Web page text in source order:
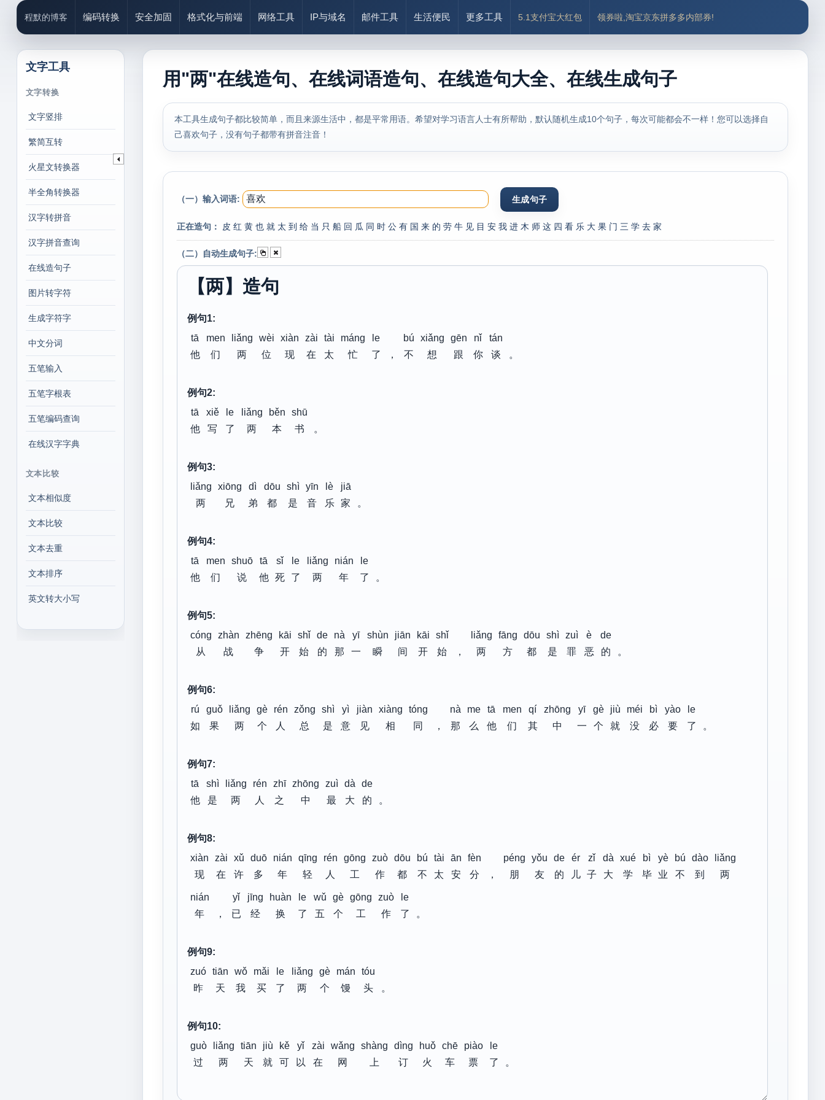
程默的博客 编码转换 安全加固 格式化与前端 网络工具 IP与域名 邮件工具 生活便民 更多工具 5.1支付宝大红包 领券啦,淘宝京东拼多多内部券!
文字工具
文字转换
文字竖排
繁简互转
火星文转换器
半全角转换器
汉字转拼音
汉字拼音查询
在线造句子
图片转字符
生成字符字
中文分词
五笔输入
五笔字根表
五笔编码查询
在线汉字字典
文本比较
文本相似度
文本比较
文本去重
文本排序
英文转大小写
用"两"在线造句、在线词语造句、在线造句大全、在线生成句子
本工具生成句子都比较简单，而且来源生活中，都是平常用语。希望对学习语言人士有所帮助，默认随机生成10个句子，每次可能都会不一样！您可以选择自
己喜欢句子，没有句子都带有拼音注音！
（一）输入词语:
正在造句： 皮 红 黄 也 就 太 到 给 当 只 船 回 瓜 同 时 公 有 国 来 的 劳 牛 见 目 安 我 进 木 师 这 四 看 乐 大 果 门 三 学 去 家
（二）自动生成句子:
【两】造句
例句1:
tā
他
men
们
liǎng
两
wèi
位
xiàn
现
zài
在
tài
太
máng
忙
le
了
，
bú
不
xiǎng
想
gēn
跟
nǐ
你
tán
谈
。
例句2:
tā
他
xiě
写
le
了
liǎng
两
běn
本
shū
书
。
例句3:
liǎng
两
xiōng
兄
dì
弟
dōu
都
shì
是
yīn
音
lè
乐
jiā
家
。
例句4:
tā
他
men
们
shuō
说
tā
他
sǐ
死
le
了
liǎng
两
nián
年
le
了
。
例句5:
cóng
从
zhàn
战
zhēng
争
kāi
开
shǐ
始
de
的
nà
那
yī
一
shùn
瞬
jiān
间
kāi
开
shǐ
始
，
liǎng
两
fāng
方
dōu
都
shì
是
zuì
罪
è
恶
de
的
。
例句6:
rú
如
guǒ
果
liǎng
两
gè
个
rén
人
zǒng
总
shì
是
yì
意
jiàn
见
xiàng
相
tóng
同
，
nà
那
me
么
tā
他
men
们
qí
其
zhōng
中
yī
一
gè
个
jiù
就
méi
没
bì
必
yào
要
le
了
。
例句7:
tā
他
shì
是
liǎng
两
rén
人
zhī
之
zhōng
中
zuì
最
dà
大
de
的
。
例句8:
xiàn
现
zài
在
xǔ
许
duō
多
nián
年
qīng
轻
rén
人
gōng
工
zuò
作
dōu
都
bú
不
tài
太
ān
安
fèn
分
，
péng
朋
yǒu
友
de
的
ér
儿
zǐ
子
dà
大
xué
学
bì
毕
yè
业
bú
不
dào
到
liǎng
两
nián
年
，
yǐ
已
jīng
经
huàn
换
le
了
wǔ
五
gè
个
gōng
工
zuò
作
le
了
。
例句9:
zuó
昨
tiān
天
wǒ
我
mǎi
买
le
了
liǎng
两
gè
个
mán
馒
tóu
头
。
例句10:
guò
过
liǎng
两
tiān
天
jiù
就
kě
可
yǐ
以
zài
在
wǎng
网
shàng
上
dìng
订
huǒ
火
chē
车
piào
票
le
了
。